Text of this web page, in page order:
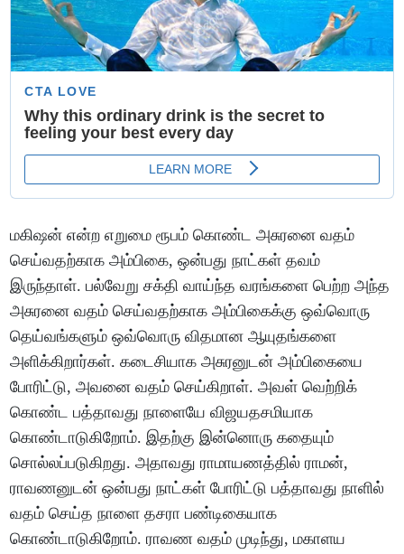
மகிஷன் என்ற எறுமை ரூபம் கொண்ட அசுரனை வதம்
செய்வதற்காக அம்பிகை, ஒன்பது நாட்கள் தவம்
இருந்தாள். பல்வேறு சக்தி வாய்ந்த வரங்களை பெற்ற அந்த
அசுரனை வதம் செய்வதற்காக அம்பிகைக்கு ஒவ்வொரு
தெய்வங்களும் ஒவ்வொரு விதமான ஆயுதங்களை
அளிக்கிறார்கள். கடைசியாக அசுரனுடன் அம்பிகையை
போரிட்டு, அவனை வதம் செய்கிறாள். அவள் வெற்றிக்
கொண்ட பத்தாவது நாளையே விஜயதசமியாக
கொண்டாடுகிறோம். இதற்கு இன்னொரு கதையும்
சொல்லப்படுகிறது. அதாவது ராமாயணத்தில் ராமன்,
ராவணனுடன் ஒன்பது நாட்கள் போரிட்டு பத்தாவது நாளில்
வதம் செய்த நாளை தசரா பண்டிகையாக
கொண்டாடுகிறோம். ராவண வதம் முடிந்து, மகாளய